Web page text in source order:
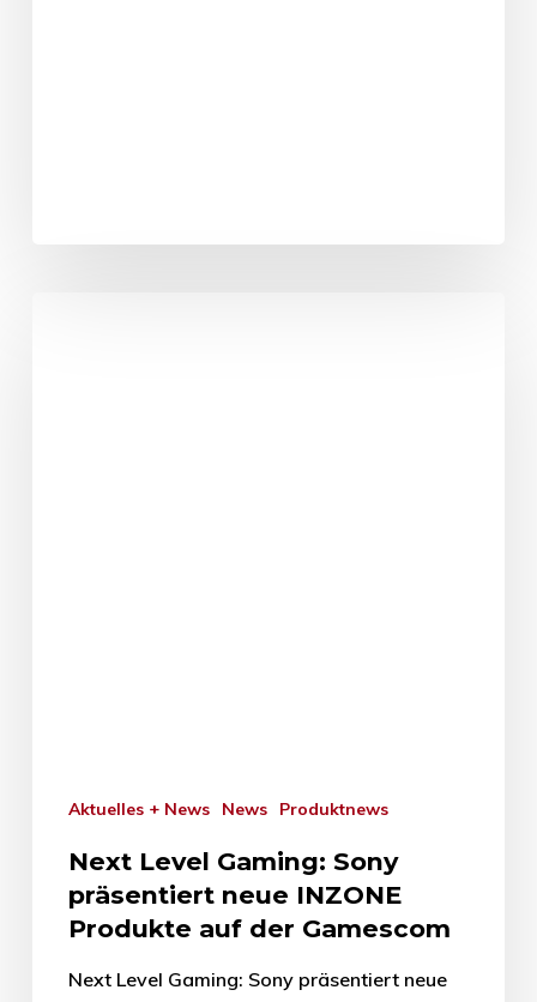
Aktuelles + News News Produktnews
Next Level Gaming: Sony
präsentiert neue INZONE
Produkte auf der Gamescom
Next Level Gaming: Sony präsentiert neue